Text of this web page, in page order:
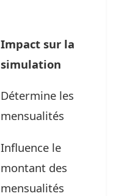
Impact sur la
simulation
Détermine les
mensualités
Influence le
montant des
mensualités